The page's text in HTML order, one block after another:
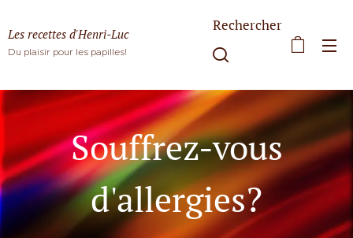
Les recettes d'Henri-Luc
Du plaisir pour les papilles!
Rechercher
Souffrez-vous
d'allergies?